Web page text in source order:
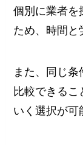
個別に業者を
ため、時間と
また、同じ
比較できる
いく選択が可